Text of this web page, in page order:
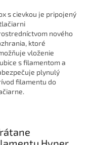
s cievkou je pripojený
nového
ktoré
vloženie
s filamentom a
plynulý
filamentu do